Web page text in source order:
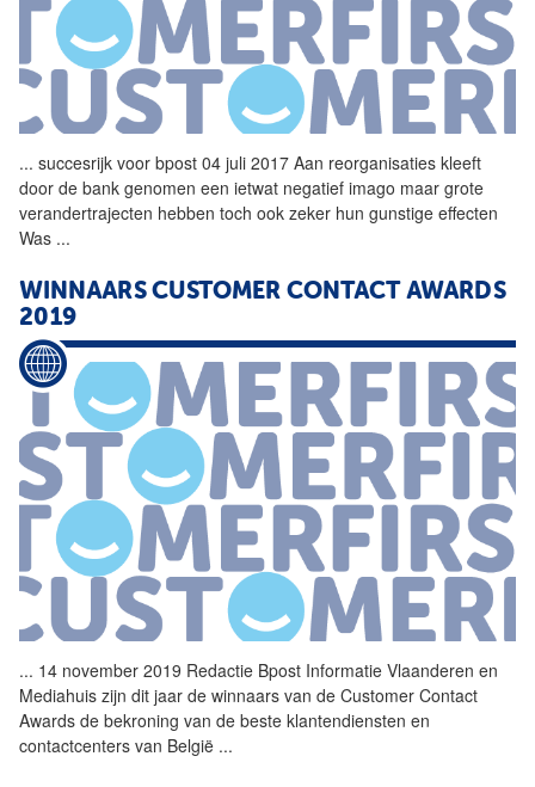
... succesrijk voor bpost 04 juli 2017 Aan reorganisaties kleeft
door de bank genomen een ietwat negatief imago maar grote
verandertrajecten hebben toch ook zeker hun gunstige effecten
Was ...
WINNAARS CUSTOMER CONTACT AWARDS
2019
... 14 november 2019 Redactie Bpost Informatie Vlaanderen en
Mediahuis zijn dit jaar de winnaars van de Customer Contact
Awards de bekroning van de beste klantendiensten en
contactcenters van België ...